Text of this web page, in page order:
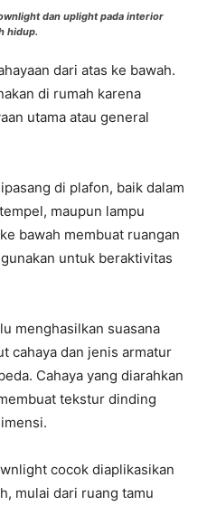
dan uplight pada interior
hidup.
dari atas ke bawah.
di rumah karena
utama atau general
di plafon, baik dalam
maupun lampu
bawah membuat ruangan
untuk beraktivitas
menghasilkan suasana
cahaya dan jenis armatur
Cahaya yang diarahkan
tekstur dinding
cocok diaplikasikan
mulai dari ruang tamu